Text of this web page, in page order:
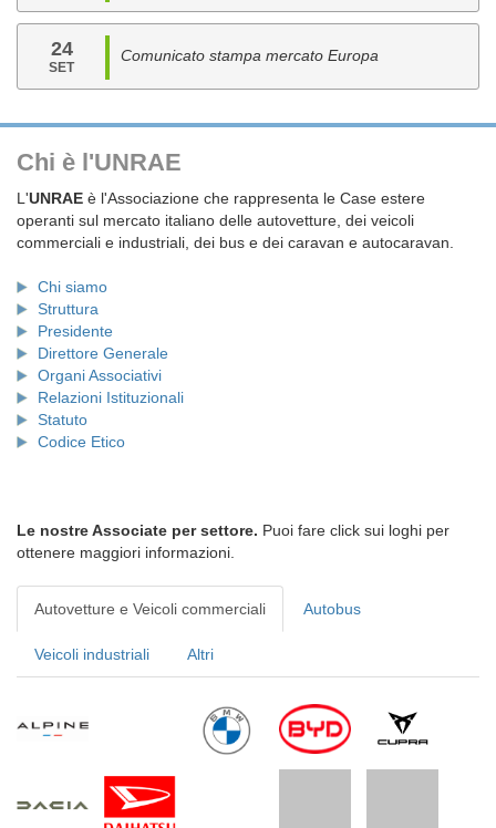
24
SET
Comunicato stampa mercato Europa
Chi è l'UNRAE
L'UNRAE è l'Associazione che rappresenta le Case estere
operanti sul mercato italiano delle autovetture, dei veicoli
commerciali e industriali, dei bus e dei caravan e autocaravan.
Chi siamo
Struttura
Presidente
Direttore Generale
Organi Associativi
Relazioni Istituzionali
Statuto
Codice Etico
Le nostre Associate per settore. Puoi fare click sui loghi per
ottenere maggiori informazioni.
Autovetture e Veicoli commerciali Autobus
Veicoli industriali Altri